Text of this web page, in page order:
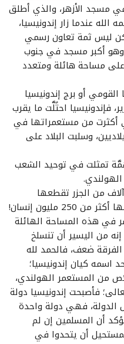
مسجد الأزهر، والذي أطلق
الله عندما زار إندونيسيا،
ليس ثمة تعاون رسمي
وهو أكبر مسجد في جنوب
مساحة هائلة ومتعدد
القومي أو برج إندونيسيا
فإندونيسيا احتُلَّت ما يقرب
أكثرت من مستعمراتها في
وسلبت البلاد على
تمثلت في توحيد الشعب
من الجزر تقطعها
الطائرة في سبع ساعات، ويقطن بها أكثر من 250 مليون إنسان!
في هذه المساحة الهائلة
من اليسير أن تنسلخ
ضعف، فالحمد لله
كيان إندونيسيا؛
من المستعمر الهولندي،
فأصبحت إندونيسيا دولة
الدولة، فهي دولة واحدة
أن المسلمين إن لم
أن يتحدوا في